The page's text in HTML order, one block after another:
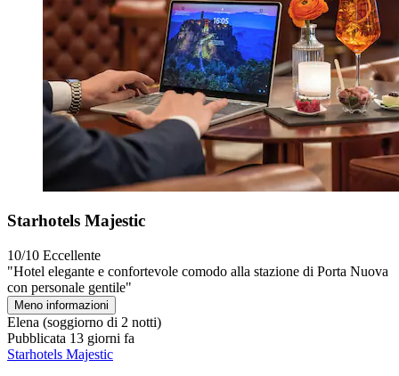
Starhotels Majestic
10/10 Eccellente
"Hotel elegante e confortevole comodo alla stazione di Porta Nuova
con personale gentile"
Meno informazioni
Elena (soggiorno di 2 notti)
Pubblicata 13 giorni fa
Starhotels Majestic